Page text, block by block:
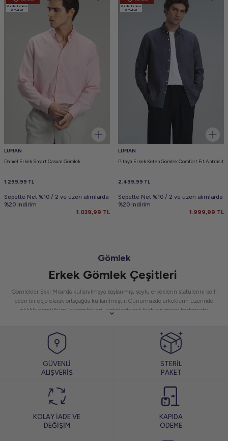
Vade farksız
6 Taksit
LUFIAN
Danıel Erkek Smart Casual Gömlek
1.299,99 TL
Sepette Net %10 / 2 ve üzeri alımlarda
%20 indirim
1.039,99 TL
Vade farksız
6 Taksit
LUFIAN
Pitaya Erkek Keten Gömlek Comfort Fit Antrasit
2.499,99 TL
Sepette Net %10 / 2 ve üzeri alımlarda
%20 indirim
1.999,99 TL
Gömlek
Erkek Gömlek Çeşitleri
Gömlekler Eski Mısır’da kullanılmaya başlanmış, soylu erkeklerin statülerini belli
eden bir obje olarak ortaçağda kullanılmıştır. Günümüzde erkeklerin üzerinde
sıklıkla gördüğümüz gömlekleri, kadınlarda çok fazla giymeye başlamıştır.
tarafından tercih edilmesiyle birlikte farklı model ve seçeneklerde gömlekler
üretilerek, müşterilerin beğenisine sunulmaktadır.
Slim fit gömlek
hakim yaka gömlek
gibi pek çok model mevcuttur. Gömlek tercih
ederken nelere dikkat etmek gerekir, gelin birlikte inceleyelim.
Her erkeğin gardırobunun vazgeçilmez parçalarından olan gömlekler, farklı
her yaştan erkek tarafından kullanıldığı için farklı stillerde tasarlanır.
Günlük kullanıma uygun
farklı tarz gömlekler erkek
giysi parçalarından olan gömlekler, dört mevsim kullanıma uygun olması ile ilgi
Kışlık gömlek
modelleri kış kombinlerini daha şık hale getirirken aynı
GÜVENLİ
ALIŞVERİŞ
STERİL
PAKET
KOLAY İADE VE
DEĞİŞİM
KAPIDA
ÖDEME